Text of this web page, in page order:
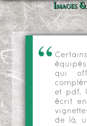
Images
qui
et pdf.
écrit
de là,